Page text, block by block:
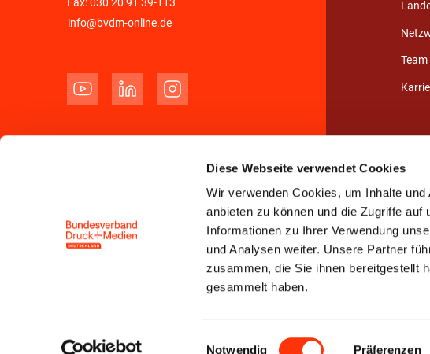
Diese Webseite verwendet Cookies
Wir verwenden Cookies, um Inhalte
anbieten zu können und die Zugriffe
Informationen zu Ihrer Verwendung
und Analysen weiter. Unsere Partner
zusammen, die Sie ihnen bereitgestellt
gesammelt haben.
Einwilligungsauswahl
Notwendig Präferenzen
info@bvdm-online.de
Team